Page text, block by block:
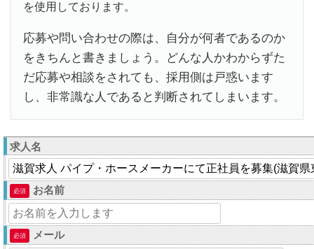
を使用しております。
応募や問い合わせの際は、自分が何者であるのか
をきちんと書きましょう。どんな人かわからずた
だ応募や相談をされても、採用側は戸惑います
し、非常識な人であると判断されてしまいます。
求人名
必須 お名前
必須 メール